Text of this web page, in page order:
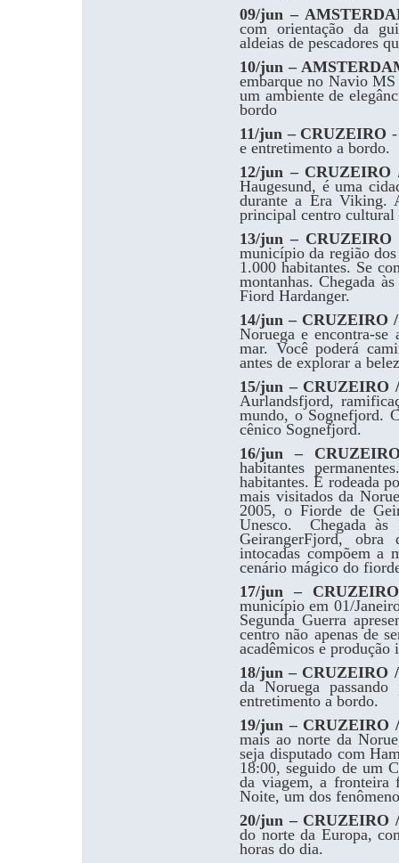
09/jun –
com orientação da
aldeias de pescadores
10/jun –
embarque no Navio
um ambiente de
bordo
11/jun – CRUZEIRO
e entretimento a bordo.
12/jun – CRUZEIRO
Haugesund, é uma
durante a Era Viking.
principal centro cultural
13/jun –
município da região
1.000 habitantes. Se
montanhas. Chegada
Fiord Hardanger.
14/jun – CRUZEIRO
Noruega e encontra-se
mar. Você poderá
antes de explorar a
15/jun – CRUZEIRO
Aurlandsfjord,
mundo, o Sognefjord.
cênico Sognefjord.
16/jun –
habitantes
habitantes. É rodeada
mais visitados da
2005, o Fiorde de
Unesco. Chegada às
GeirangerFjord, obra
intocadas compõem a
cenário mágico do
17/jun –
município em 01/
Segunda Guerra
centro não apenas de
acadêmicos e produção
18/jun – CRUZEIRO
da Noruega
entretimento a bordo.
19/jun – CRUZEIRO
mais ao norte da
seja disputado com
18:00, seguido de um
da viagem, a fronteira
Noite, um dos
20/jun – CRUZEIRO
do norte da Europa,
horas do dia.